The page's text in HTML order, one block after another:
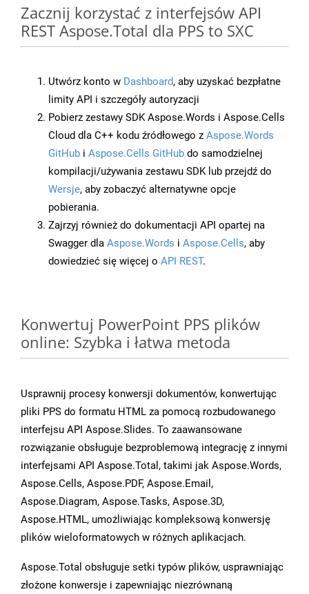
Zacznij korzystać z interfejsów API
REST Aspose.Total dla PPS to SXC
Utwórz konto w Dashboard, aby uzyskać bezpłatne
limity API i szczegóły autoryzacji
Pobierz zestawy SDK Aspose.Words i Aspose.Cells
Cloud dla C++ kodu źródłowego z Aspose.Words
GitHub i Aspose.Cells GitHub do samodzielnej
kompilacji/używania zestawu SDK lub przejdź do
Wersje, aby zobaczyć alternatywne opcje
pobierania.
Zajrzyj również do dokumentacji API opartej na
Swagger dla Aspose.Words i Aspose.Cells, aby
dowiedzieć się więcej o API REST.
Konwertuj PowerPoint PPS plików
online: Szybka i łatwa metoda
Usprawnij procesy konwersji dokumentów, konwertując
pliki PPS do formatu HTML za pomocą rozbudowanego
interfejsu API Aspose.Slides. To zaawansowane
rozwiązanie obsługuje bezproblemową integrację z innymi
interfejsami API Aspose.Total, takimi jak Aspose.Words,
Aspose.Cells, Aspose.PDF, Aspose.Email,
Aspose.Diagram, Aspose.Tasks, Aspose.3D,
Aspose.HTML, umożliwiając kompleksową konwersję
plików wieloformatowych w różnych aplikacjach.
Aspose.Total obsługuje setki typów plików, usprawniając
złożone konwersje i zapewniając niezrównaną